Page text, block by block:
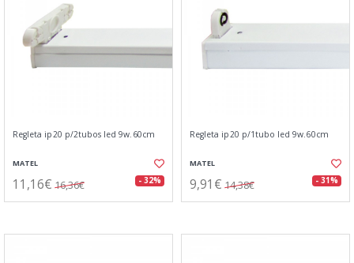
Regleta ip20 p/2tubos led 9w.60cm
MATEL
11,16€ 16,36€ - 32%
Regleta ip20 p/1tubo led 9w.60cm
MATEL
9,91€ 14,38€ - 31%